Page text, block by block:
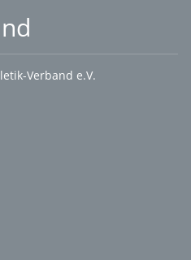
Verband e.V.